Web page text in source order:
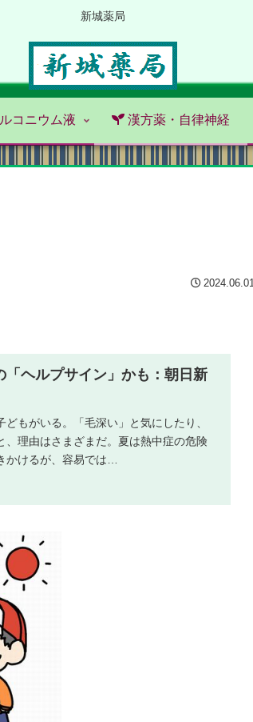
新城薬局
コニウム液 漢方薬・自律神経
2024.06.01
ヘルプサイン」かも：朝日新
もがいる。「毛深い」と気にしたり、
、理由はさまざまだ。夏は熱中症の危険
かけるが、容易では…